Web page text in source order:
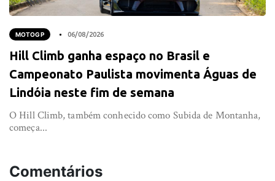
MOTOGP 06/08/2026
Hill Climb ganha espaço no Brasil e
Campeonato Paulista movimenta Águas de
Lindóia neste fim de semana
O Hill Climb, também conhecido como Subida de Montanha,
começa...
Comentários